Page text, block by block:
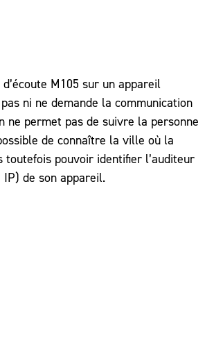
M105 sur un appareil
ni ne demande la communication
ne permet pas de suivre la personne
de connaître la ville où la
toutefois pouvoir identifier l’auditeur
de son appareil.